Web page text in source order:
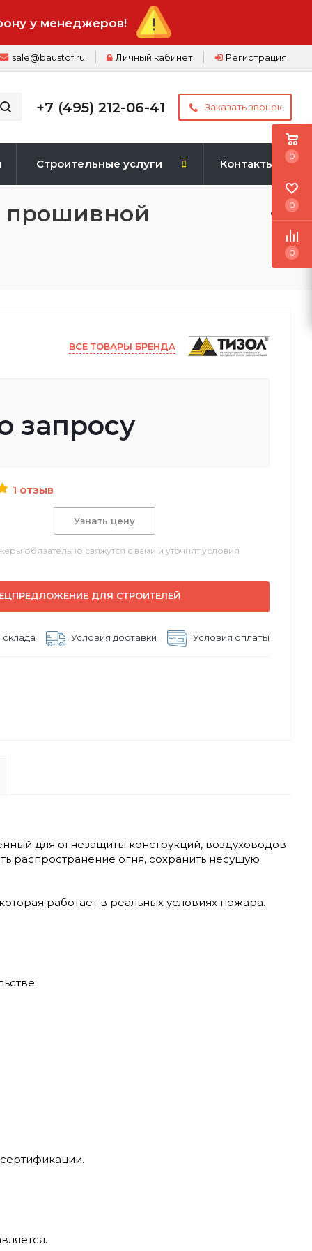
у менеджеров!
Регистрация
Личный кабинет
sale@baustof.ru
+7 (495) 212-06-41 Заказать звонок
Строительные услуги Контакты
прошивной
ВСЕ ТОВАРЫ БРЕНДА
запросу
1 отзыв
Узнать цену
обязательно свяжутся с вами и уточнят условия
ДЛЯ СТРОИТЕЛЕЙ
Условия доставки Условия оплаты
для огнезащиты конструкций, воздуховодов
распространение огня, сохранить несущую
работает в реальных условиях пожара.
0
0
0